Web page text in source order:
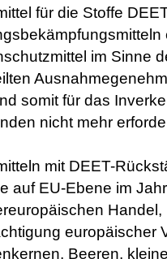
für die Stoffe
im Sinne
somit für das
nicht mehr
mit DEET-
auf EU-Ebene im
europäischer
Beeren,